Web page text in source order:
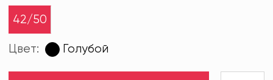
42/50
Цвет: Голубой